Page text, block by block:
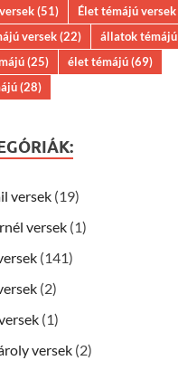
(51) Élet témájú versek
versek(22) állatok témájú
(25) élet témájú(69)
(28)
versek (19)
versek (1)
(141)
(2)
(1)
versek (2)